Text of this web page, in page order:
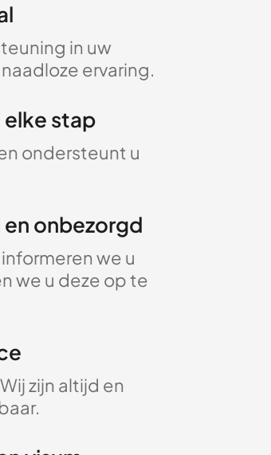
in uw
ervaring.
stap
ondersteunt u
onbezorgd
we u
we u deze op te
zijn altijd en